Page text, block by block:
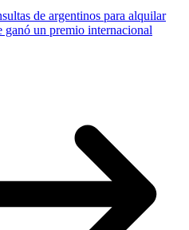
de argentinos para alquilar
ganó un premio internacional